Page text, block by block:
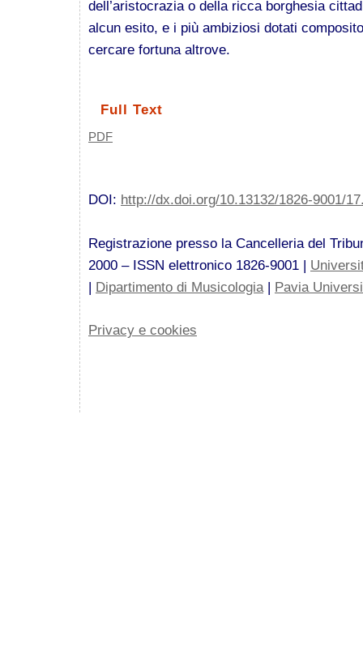
dell’aristocrazia o della ricca borghesia
alcun esito, e i più ambiziosi dotati
cercare fortuna altrove.
Full Text
PDF
DOI: http://dx.doi.org/10.13132/1826-9001/
Registrazione presso la Cancelleria del
2000 – ISSN elettronico 1826-9001 |
| Dipartimento di Musicologia | Pavia
Privacy e cookies